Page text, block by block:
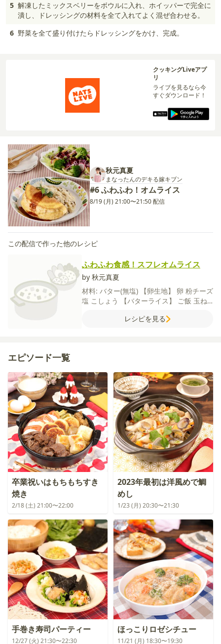
5 解凍したミックスベリーをボウルに入れ、ホイッパーで完全に
潰し、ドレッシングの材料を全て入れてよく混ぜ合わせる。
6 野菜を全て盛り付けたらドレッシングをかけ、完成。
クッキングLiveアプ
リ
ライブを見るなら今
すぐダウンロード！
秋元真夏
まなったんのデキる嫁キブン
#6 ふわふわ！オムライス
8/19 (月) 21:00〜21:50 配信
この配信で作った他のレシピ
ふわふわ食感！スフレオムライス
by 秋元真夏
材料: バター(無塩) 【卵生地】 卵 粉チーズ
塩 こしょう 【バターライス】 ご飯 玉ね
【デミグラスソース】
レシピを見る
エピソード一覧
卒業祝いはもちもちすき
焼き
2/18 (土) 21:00〜22:00
2023年最初は洋風めで鯛
めし
1/23 (月) 20:30〜21:30
手巻き寿司パーティー
12/27 (火) 21:30〜22:30
ほっこりロゼシチュー
11/21 (月) 18:30〜19:30